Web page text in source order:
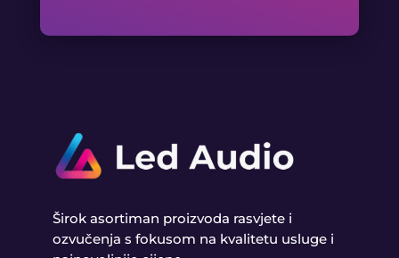
Širok asortiman proizvoda rasvjete i
ozvučenja s fokusom na kvalitetu usluge i